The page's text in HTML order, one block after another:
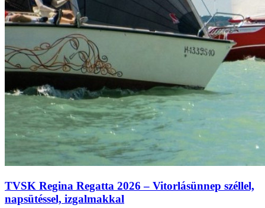
TVSK Regina Regatta 2026 – Vitorlásünnep széllel,
napsütéssel, izgalmakkal